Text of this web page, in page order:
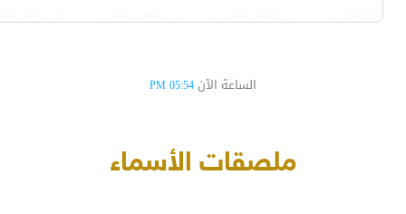
الساعة الآن 05:54 PM
ملصقات الأسماء